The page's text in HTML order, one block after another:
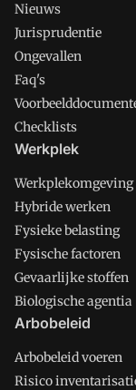
Nieuws
Jurisprudentie
Ongevallen
Faq's
Checklists
Werkplek
Werkplekomgeving
Hybride werken
Fysieke belasting
Fysische factoren
Gevaarlijke stoffen
Biologische agentia
Arbobeleid
Arbobeleid voeren
Risico